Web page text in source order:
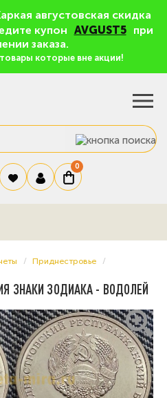
августовская скидка
купон AVGUST5
при
заказа.
которые вне акции!
0
Приднестровье
ЗНАКИ ЗОДИАКА - ВОДОЛЕЙ